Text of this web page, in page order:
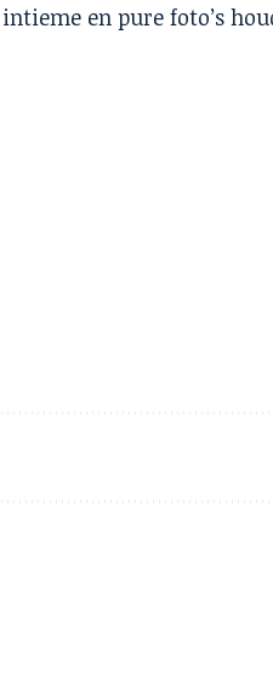
en pure foto’s